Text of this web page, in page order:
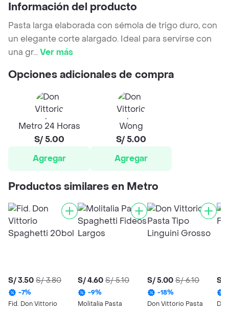
Información del producto
Pasta larga elaborada con sémola de trigo duro, con
un elegante corte alargado. Ideal para servirse con
una gr...Ver más
Opciones adicionales de compra
Metro 24 Horas
S/ 5.00
Agregar
Wong
S/ 5.00
Agregar
Productos similares en Metro
S/ 3.50 S/ 3.80
-7%
Fid. Don Vittorio
S/ 4.60 S/ 5.10
-9%
Molitalia Pasta
S/ 5.00 S/ 6.10
-18%
Don Vittorio Pasta
S/